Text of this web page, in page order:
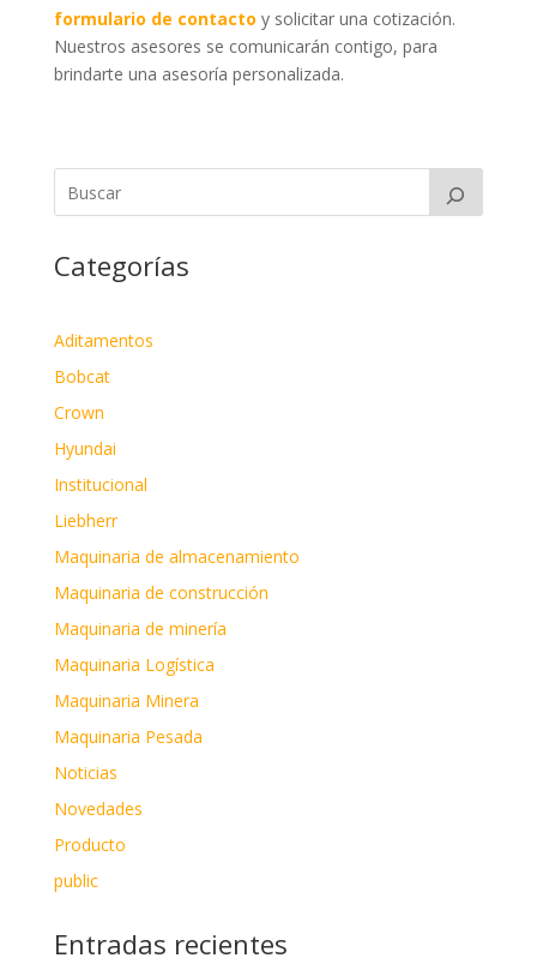
formulario de contacto y solicitar una cotización.
Nuestros asesores se comunicarán contigo, para
brindarte una asesoría personalizada.
Categorías
Aditamentos
Bobcat
Crown
Hyundai
Institucional
Liebherr
Maquinaria de almacenamiento
Maquinaria de construcción
Maquinaria de minería
Maquinaria Logística
Maquinaria Minera
Maquinaria Pesada
Noticias
Novedades
Producto
public
Entradas recientes